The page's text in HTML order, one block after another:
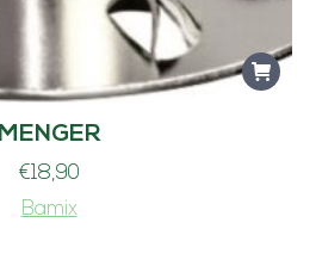
MENGER
€18,90
Bamix